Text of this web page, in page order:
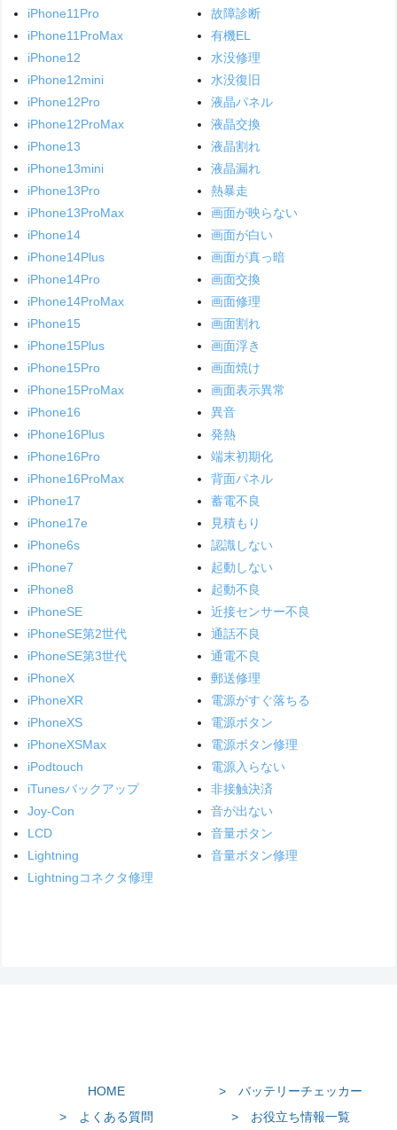
iPhone11Pro
iPhone11ProMax
iPhone12
iPhone12mini
iPhone12Pro
iPhone12ProMax
iPhone13
iPhone13mini
iPhone13Pro
iPhone13ProMax
iPhone14
iPhone14Plus
iPhone14Pro
iPhone14ProMax
iPhone15
iPhone15Plus
iPhone15Pro
iPhone15ProMax
iPhone16
iPhone16Plus
iPhone16Pro
iPhone16ProMax
iPhone17
iPhone17e
iPhone6s
iPhone7
iPhone8
iPhoneSE
iPhoneSE第2世代
iPhoneSE第3世代
iPhoneX
iPhoneXR
iPhoneXS
iPhoneXSMax
iPodtouch
iTunesバックアップ
Joy-Con
LCD
Lightning
Lightningコネクタ修理
故障診断
有機EL
水没修理
水没復旧
液晶パネル
液晶交換
液晶割れ
液晶漏れ
熱暴走
画面が映らない
画面が白い
画面が真っ暗
画面交換
画面修理
画面割れ
画面浮き
画面焼け
画面表示異常
異音
発熱
端末初期化
背面パネル
蓄電不良
見積もり
認識しない
起動しない
起動不良
近接センサー不良
通話不良
通電不良
郵送修理
電源がすぐ落ちる
電源ボタン
電源ボタン修理
電源入らない
非接触決済
音が出ない
音量ボタン
音量ボタン修理
HOME
> バッテリーチェッカー
> よくある質問
> お役立ち情報一覧